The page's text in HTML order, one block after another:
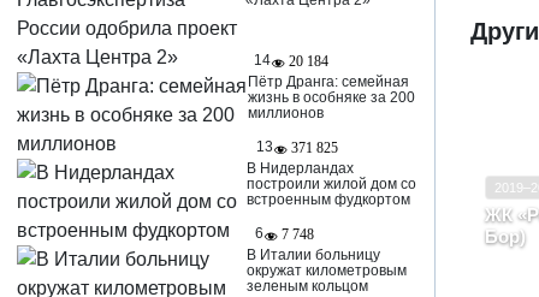
14
20 184
Пётр Дранга: семейная
жизнь в особняке за 200
миллионов
13
371 825
В Нидерландах
построили жилой дом со
встроенным фудкортом
6
7 748
В Италии больницу
окружат километровым
зеленым кольцом
ЖК
Бор)
Класс